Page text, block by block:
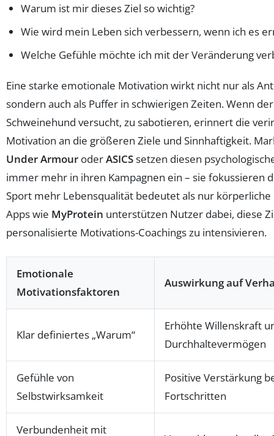
Warum ist mir dieses Ziel so wichtig?
Wie wird mein Leben sich verbessern, wenn ich es
Welche Gefühle möchte ich mit der Veränderung
Eine starke emotionale Motivation wirkt nicht nur als
sondern auch als Puffer in schwierigen Zeiten. Wenn
Schweinehund versucht, zu sabotieren, erinnert die
Motivation an die größeren Ziele und Sinnhaftigkeit.
Under Armour oderASICSsetzen diesen
immer mehr in ihren Kampagnen ein – sie fokussieren
Sport mehr Lebensqualität bedeutet als nur körperliche
Apps wie MyProtein unterstützen Nutzer dabei, diese
personalisierte Motivations-Coachings zu intensivieren.
Emotionale
Motivationsfaktoren
Auswirkung auf
Klar definiertes „Warum“
Erhöhte Willenskraft
Durchhaltevermögen
Gefühle von
Selbstwirksamkeit
Positive Verstärkung
Fortschritten
Verbundenheit mit